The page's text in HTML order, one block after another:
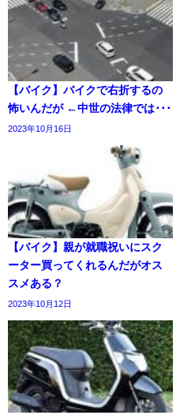
【バイク】バイクで右折するの
怖いんだが ←中世の法律では･･･
2023年10月16日
【バイク】親が就職祝いにスク
ーター買ってくれるんだがオス
スメある？
2023年10月12日